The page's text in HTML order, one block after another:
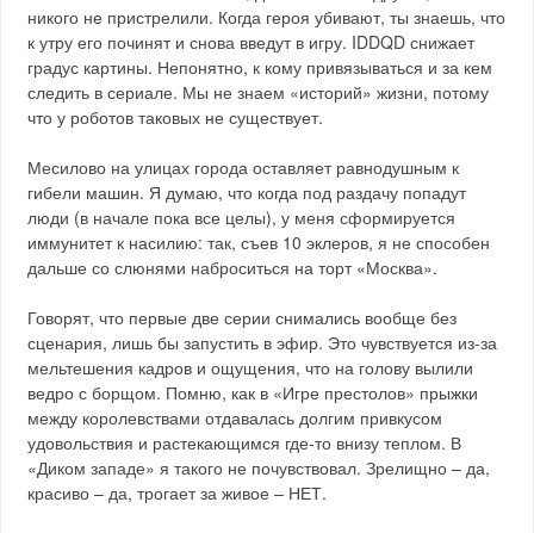
никого не пристрелили. Когда героя убивают, ты знаешь, что
к утру его починят и снова введут в игру. IDDQD снижает
градус картины. Непонятно, к кому привязываться и за кем
следить в сериале. Мы не знаем «историй» жизни, потому
что у роботов таковых не существует.
Месилово на улицах города оставляет равнодушным к
гибели машин. Я думаю, что когда под раздачу попадут
люди (в начале пока все целы), у меня сформируется
иммунитет к насилию: так, съев 10 эклеров, я не способен
дальше со слюнями наброситься на торт «Москва».
Говорят, что первые две серии снимались вообще без
сценария, лишь бы запустить в эфир. Это чувствуется из-за
мельтешения кадров и ощущения, что на голову вылили
ведро с борщом. Помню, как в «Игре престолов» прыжки
между королевствами отдавалась долгим привкусом
удовольствия и растекающимся где-то внизу теплом. В
«Диком западе» я такого не почувствовал. Зрелищно – да,
красиво – да, трогает за живое – НЕТ.